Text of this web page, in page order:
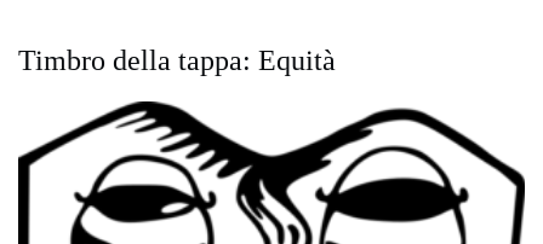
Timbro della tappa: Equità